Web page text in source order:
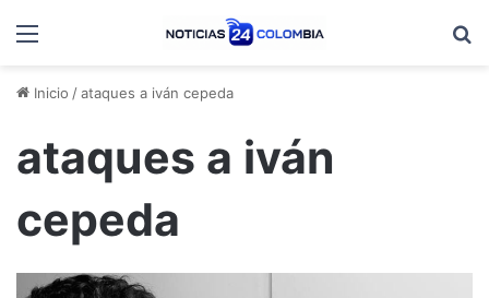
Menú
Inicio /ataques a iván cepeda
ataques a iván
cepeda